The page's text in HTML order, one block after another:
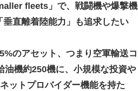
fleets」で、戦闘機や爆撃機
直離着陸能力」も追求したい
のアセット、つまり空軍輸送コ
油機約250機に、小規模な投資や
ットプロバイダー機能を持た